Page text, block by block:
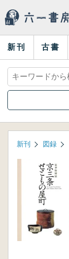
新刊 古書
新刊 図録